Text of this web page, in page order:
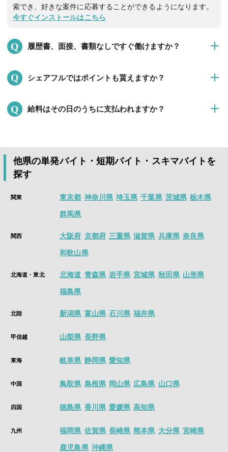
索でき、好きな案件に応募することができるようになります。
今すぐインストールはこちら
Q 履歴書、面接、書類なしですぐ働けますか？
はい。数時間でも、 働きたい時間に、面接・履歴書なしですぐ
に働くことができます！
お願いいたします。
索でき、好きな案件に応募することができるようになります。
今すぐインストールはこちら
Q シェアフルではポイントも貰えますか？
はい。シェアフルでは、歩く、毎日のスクラッチくじ、友達招
待、ミッションなどたくさんの方法でポイントを獲得できま
スキマ時間を価値にかえる単発バイト・短期バイト・スキマバ
イトアプリはシェアフル
Q 給料はその日のうちに支払われますか？
※「即払い可」アイコンが表示されている求人のお仕事で就業
した場合
高時給、人気のアルバイト情報が盛り沢山！
今すぐインストールはこちら
他県の単発バイト・短期バイト・スキマバイトを
探す
関東 東京都 神奈川県 埼玉県 千葉県 茨城県 栃木県
群馬県
関西 大阪府 京都府 三重県 滋賀県 兵庫県 奈良県
和歌山県
北海道・東北 北海道 青森県 岩手県 宮城県 秋田県 山形県
福島県
北陸 新潟県 富山県 石川県 福井県
甲信越 山梨県 長野県
東海 岐阜県 静岡県 愛知県
中国 鳥取県 島根県 岡山県 広島県 山口県
四国 徳島県 香川県 愛媛県 高知県
九州 福岡県 佐賀県 長崎県 熊本県 大分県 宮崎県
鹿児島県 沖縄県